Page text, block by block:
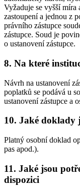
Vyžaduje se vyšší míra
zastoupení a jednou z
právního zástupce
zástupce. Soud je
o ustanovení zástupce.
8. Na které
Návrh na ustanovení
poplatků se podává u
ustanovení zástupce a
10. Jaké doklady
Platný osobní doklad
pas apod.).
11. Jaké jsou
dispozici